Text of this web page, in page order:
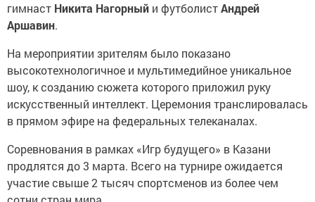
гимнаст Никита Нагорный и футболистАндрей
Аршавин.
На мероприятии зрителям было показано
высокотехнологичное и мультимедийное уникальное
шоу, к созданию сюжета которого приложил руку
искусственный интеллект. Церемония транслировалась
в прямом эфире на федеральных телеканалах.
Соревнования в рамках «Игр будущего» в Казани
продлятся до 3 марта. Всего на турнире ожидается
участие свыше 2 тысяч спортсменов из более чем